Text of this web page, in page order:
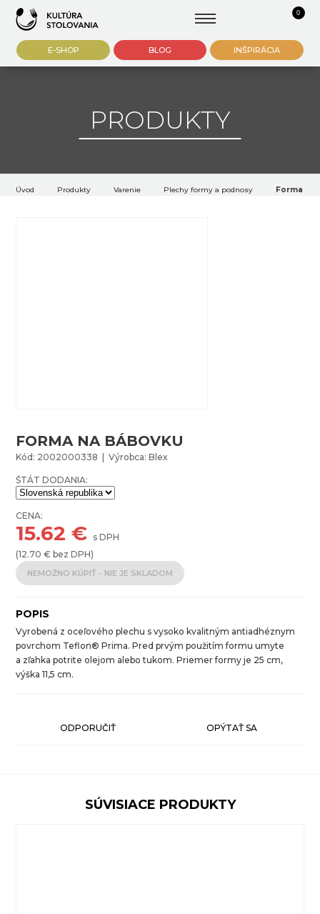
0
E-SHOP BLOG INŠPIRÁCIA
PRODUKTY
Úvod Produkty Varenie Plechy formy a podnosy Forma na
FORMA NA BÁBOVKU
Kód: 2002000338 | Výrobca: Blex
ŠTÁT DODANIA:
CENA:
15.62 € s DPH
(12.70 € bez DPH)
NEMOŽNO KÚPIŤ - NIE JE SKLADOM
POPIS
Vyrobená z oceľového plechu s vysoko kvalitným antiadhéznym
povrchom Teflon® Prima. Pred prvým použitím formu umyte
a zľahka potrite olejom alebo tukom. Priemer formy je 25 cm,
výška 11,5 cm.
ODPORUČIŤ OPÝTAŤ SA
SÚVISIACE PRODUKTY